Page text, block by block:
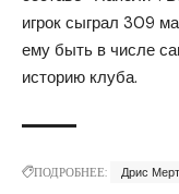
игрок сыграл 309
ему быть в числе
историю клуба.
ПОДРОБНЕЕ: Дрис